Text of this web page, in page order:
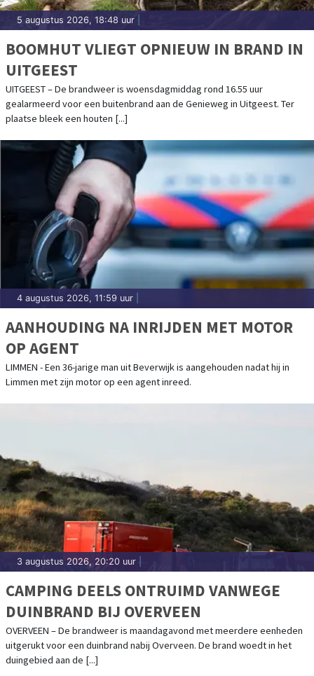
5 augustus 2026, 18:48 uur
BOOMHUT VLIEGT OPNIEUW IN BRAND IN
UITGEEST
UITGEEST – De brandweer is woensdagmiddag rond 16.55 uur
gealarmeerd voor een buitenbrand aan de Genieweg in Uitgeest. Ter
plaatse bleek een houten [...]
4 augustus 2026, 11:59 uur
AANHOUDING NA INRIJDEN MET MOTOR
OP AGENT
LIMMEN - Een 36-jarige man uit Beverwijk is aangehouden nadat hij in
Limmen met zijn motor op een agent inreed.
3 augustus 2026, 20:20 uur
CAMPING DEELS ONTRUIMD VANWEGE
DUINBRAND BIJ OVERVEEN
OVERVEEN – De brandweer is maandagavond met meerdere eenheden
uitgerukt voor een duinbrand nabij Overveen. De brand woedt in het
duingebied aan de [...]